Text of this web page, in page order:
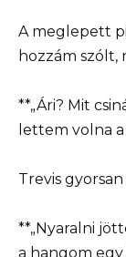
A meglepett
hozzám
**„Ári? Mit
lettem volna
Trevis
**„Nyaralni
a hangom